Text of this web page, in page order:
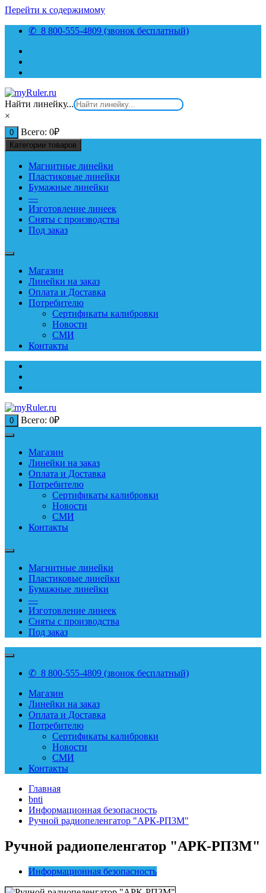
Перейти к содержимому
✆ 8 800-555-4809 (звонок бесплатный)
Найти линейку...
×
0 Всего: 0₽
Категории товаров
Магнитные линейки
Пластиковые линейки
Бумажные линейки
—
Изготовление линеек
Сняты с производства
Под заказ
Магазин
Линейки на заказ
Оплата и Доставка
Потребителю
Сертификаты калибровки
Новости
СМИ
Контакты
0 Всего: 0₽
Магазин
Линейки на заказ
Оплата и Доставка
Потребителю
Сертификаты калибровки
Новости
СМИ
Контакты
Магнитные линейки
Пластиковые линейки
Бумажные линейки
—
Изготовление линеек
Сняты с производства
Под заказ
✆ 8 800-555-4809 (звонок бесплатный)
Магазин
Линейки на заказ
Оплата и Доставка
Потребителю
Сертификаты калибровки
Новости
СМИ
Контакты
Главная
bnti
Информационная безопасность
Ручной радиопеленгатор "АРК-РП3М"
Ручной радиопеленгатор "АРК-РП3М"
Информационная безопасность